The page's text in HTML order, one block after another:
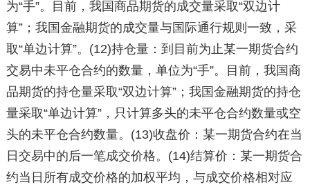
为“手”。目前，我国商品期货的成交量采取“双边计
算”；我国金融期货的成交量与国际通行规则一致，采
取“单边计算”。(12)持仓量：到目前为止某一期货合约
交易中未平仓合约的数量，单位为“手”。目前，我国商
品期货的持仓量采取“双边计算”；我国金融期货的持仓
量采取“单边计算”，只计算多头的未平仓合约数量或空
头的未平仓合约数量。(13)收盘价：某一期货合约在当
日交易中的后一笔成交价格。(14)结算价：某一期货合
约当日所有成交价格的加权平均，与成交价格相对应